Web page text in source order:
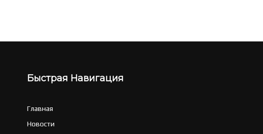
Быстрая Навигация
Главная
Новости